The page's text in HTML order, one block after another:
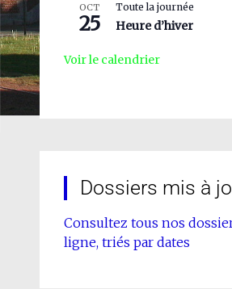
OCT
25
Toute la journée
Heure d’hiver
Voir le calendrier
Dossiers mis à
Consultez tous nos
ligne, triés par dates